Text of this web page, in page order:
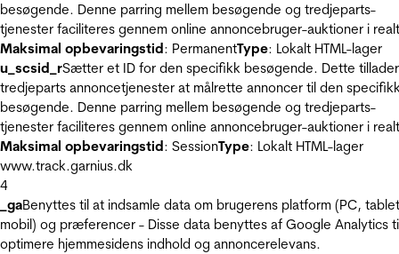
besøgende. Denne parring mellem besøgende og tredjeparts-
tjenester faciliteres gennem online annoncebruger-auktioner i
Maksimal opbevaringstid: PermanentType: Lokalt HTML-lager
u_scsid_rSætter et ID for den specifikk besøgende. Dette tillader
tredjeparts annoncetjenester at målrette annoncer til den
besøgende. Denne parring mellem besøgende og tredjeparts-
tjenester faciliteres gennem online annoncebruger-auktioner i
Maksimal opbevaringstid: SessionType: Lokalt HTML-lager
www.track.garnius.dk
4
_gaBenyttes til at indsamle data om brugerens platform (PC,
mobil) og præferencer - Disse data benyttes af Google Analytics
optimere hjemmesidens indhold og annoncerelevans.